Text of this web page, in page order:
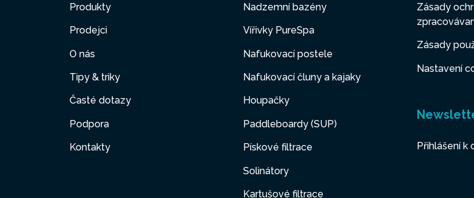
Produkty
Prodejci
O nás
Tipy & triky
Časté dotazy
Podpora
Kontakty
Nadzemní bazény
Vířivky PureSpa
Nafukovací postele
Nafukovací čluny a kajaky
Houpačky
Paddleboardy (SUP)
Pískové filtrace
Solinátory
Kartušové filtrace
Zásady
Zásady
Nastavení
Přihlášení k